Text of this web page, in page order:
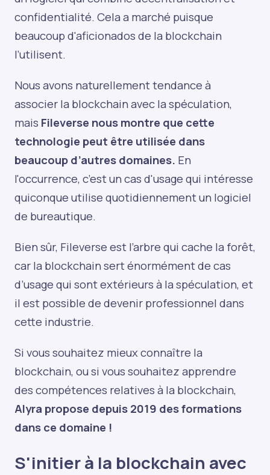
confidentialité. Cela a marché puisque
beaucoup d'aficionados de la blockchain
l’utilisent.
Nous avons naturellement tendance à
associer la blockchain avec la spéculation,
mais Fileverse nous montre que cette
technologie peut être utilisée dans
beaucoup d’autres domaines. En
l'occurrence, c’est un cas d'usage qui intéresse
quiconque utilise quotidiennement un logiciel
de bureautique.
Bien sûr, Fileverse est l’arbre qui cache la forêt,
car la blockchain sert énormément de cas
d’usage qui sont extérieurs à la spéculation, et
il est possible de devenir professionnel dans
cette industrie.
Si vous souhaitez mieux connaître la
blockchain, ou si vous souhaitez apprendre
des compétences relatives à la blockchain,
Alyra propose depuis 2019 des formations
dans ce domaine !
S'initier à la blockchain avec